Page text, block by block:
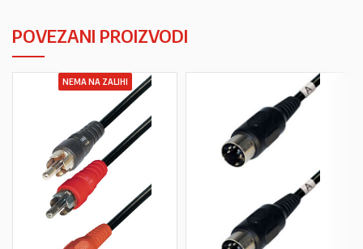
POVEZANI PROIZVODI
NEMA NA ZALIHI